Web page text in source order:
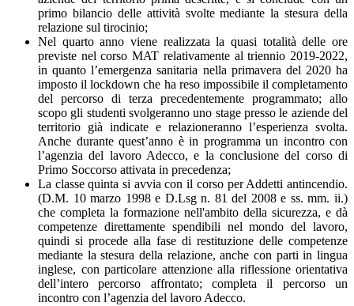
primo bilancio delle attività svolte mediante la stesura della
relazione sul tirocinio;
Nel quarto anno viene realizzata la quasi totalità delle ore
previste nel corso MAT relativamente al triennio 2019-2022,
in quanto l’emergenza sanitaria nella primavera del 2020 ha
imposto il lockdown che ha reso impossibile il completamento
del percorso di terza precedentemente programmato; allo
scopo gli studenti svolgeranno uno stage presso le aziende del
territorio già indicate e relazioneranno l’esperienza svolta.
Anche durante quest’anno è in programma un incontro con
l’agenzia del lavoro Adecco, e la conclusione del corso di
Primo Soccorso attivata in precedenza;
La classe quinta si avvia con il corso per Addetti antincendio.
(D.M. 10 marzo 1998 e D.Lsg n. 81 del 2008 e ss. mm. ii.)
che completa la formazione nell'ambito della sicurezza, e dà
competenze direttamente spendibili nel mondo del lavoro,
quindi si procede alla fase di restituzione delle competenze
mediante la stesura della relazione, anche con parti in lingua
inglese, con particolare attenzione alla riflessione orientativa
dell’intero percorso affrontato; completa il percorso un
incontro con l’agenzia del lavoro Adecco.